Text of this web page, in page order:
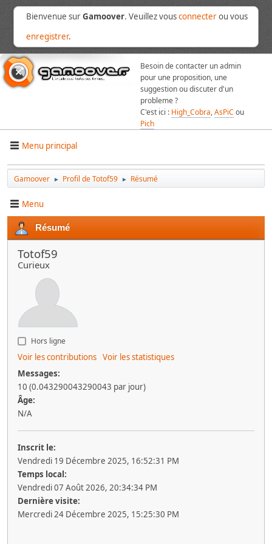
Bienvenue surGamoover. Veuillez vousconnecterou vous
enregistrer.
Besoin de contacter un admin
pour une proposition, une
suggestion ou discuter d'un
probleme ?
C'est ici : High_Cobra,AsPiC ou
Pich
Menu principal
Gamoover ► Profil de Totof59 ► Résumé
Menu
Résumé
Totof59
Curieux
Hors ligne
Voir les contributions Voir les statistiques
Messages:
10 (0.043290043290043 par jour)
Âge:
N/A
Inscrit le:
Vendredi 19 Décembre 2025, 16:52:31 PM
Temps local:
Vendredi 07 Août 2026, 20:34:34 PM
Dernière visite:
Mercredi 24 Décembre 2025, 15:25:30 PM